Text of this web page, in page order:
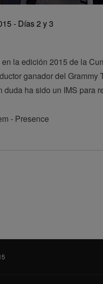
- Días 2 y 3
la edición 2015 de la
ganador del
ha sido un IMS para
- Presence